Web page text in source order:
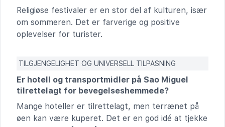
Religiøse festivaler er en stor del af kulturen, især
om sommeren. Det er farverige og positive
oplevelser for turister.
TILGJENGELIGHET OG UNIVERSELL TILPASNING
Er hotell og transportmidler på Sao Miguel
tilrettelagt for bevegelseshemmede?
Mange hoteller er tilrettelagt, men terrænet på
øen kan være kuperet. Det er en god idé at tjekke